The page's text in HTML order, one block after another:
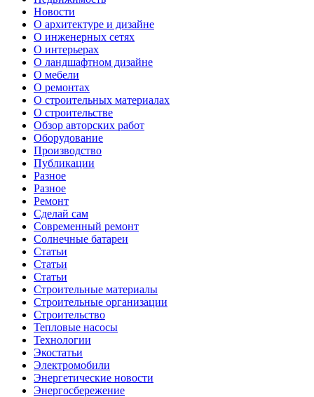
Новости
О архитектуре и дизайне
О инженерных сетях
О интерьерах
О ландшафтном дизайне
О мебели
О ремонтах
О строительных материалах
О строительстве
Обзор авторских работ
Оборудование
Производство
Публикации
Разное
Разное
Ремонт
Сделай сам
Современный ремонт
Солнечные батареи
Статьи
Статьи
Статьи
Строительные материалы
Строительные организации
Строительство
Тепловые насосы
Технологии
Экостатьи
Электромобили
Энергетические новости
Энергосбережение